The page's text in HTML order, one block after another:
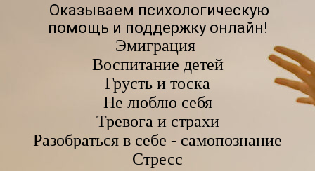
Оказываем психологическую
помощь и поддержку онлайн!
Эмиграция
Воспитание детей
Грусть и тоска
Не люблю себя
Тревога и страхи
Разобраться в себе - самопознание
Стресс